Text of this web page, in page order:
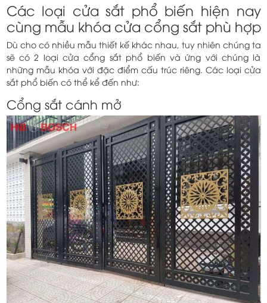
Các loại cửa sắt phổ biến hiện nay
cùng mẫu khóa cửa cổng sắt phù hợp
Dù cho có nhiều mẫu thiết kế khác nhau, tuy nhiên chúng ta
sẽ có 2 loại cửa cổng sắt phổ biến và ứng với chúng là
những mẫu khóa với đặc điểm cấu trúc riêng. Các loại cửa
sắt phổ biến có thể kể đến như:
Cổng sắt cánh mở